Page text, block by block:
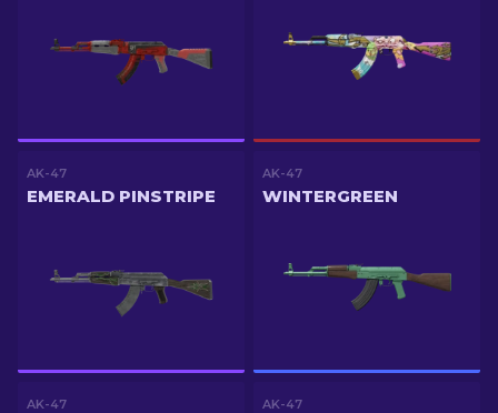
AK-47
EMERALD PINSTRIPE
AK-47
WINTERGREEN
AK-47 AK-47